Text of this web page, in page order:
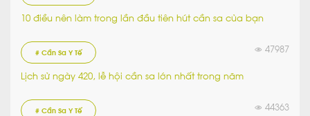
10 điều nên làm trong lần đầu tiên hút cần sa của bạn
# Cần Sa Y Tế 47987
Lịch sử ngày 420, lễ hội cần sa lớn nhất trong năm
# Cần Sa Y Tế 44363